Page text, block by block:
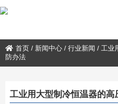
首页 / 新闻中心 /行业新闻 / 工业
防办法
工业用大型制冷恒温器的高